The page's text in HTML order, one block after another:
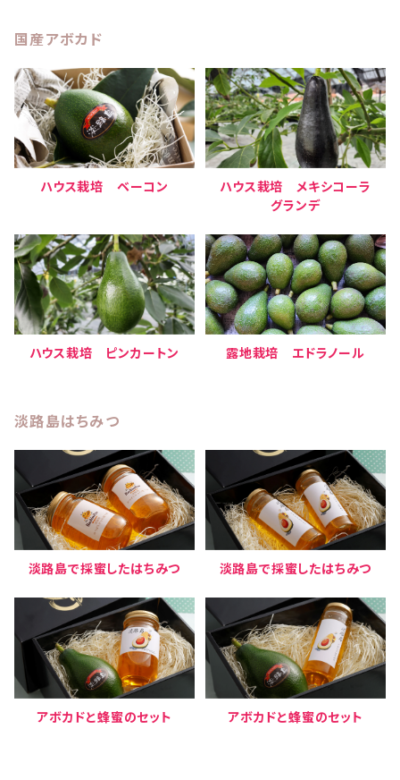
国産アボカド
ハウス栽培 ベーコン
ハウス栽培 メキシコーラ
グランデ
ハウス栽培 ピンカートン 露地栽培 エドラノール
淡路島はちみつ
淡路島で採蜜したはちみつ 淡路島で採蜜したはちみつ
アボカドと蜂蜜のセット アボカドと蜂蜜のセット